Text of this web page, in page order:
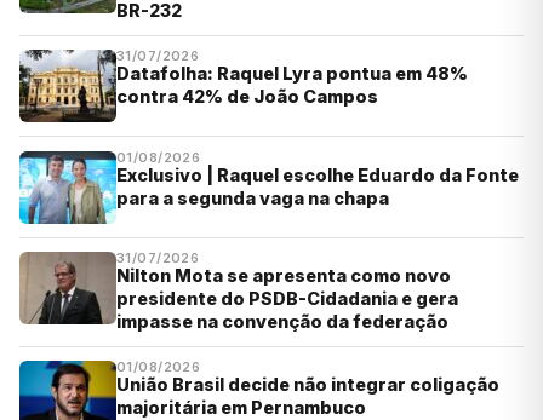
BR-232
31/07/2026
Datafolha: Raquel Lyra pontua em 48%
contra 42% de João Campos
01/08/2026
Exclusivo | Raquel escolhe Eduardo da Fonte
para a segunda vaga na chapa
31/07/2026
Nilton Mota se apresenta como novo
presidente do PSDB-Cidadania e gera
impasse na convenção da federação
01/08/2026
União Brasil decide não integrar coligação
majoritária em Pernambuco